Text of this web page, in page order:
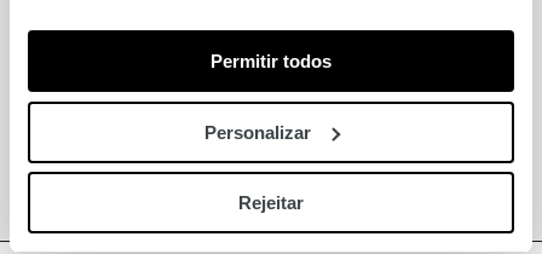
Permitir todos
Personalizar
Rejeitar
MARCAS
Cinemas NOS (Salas 1, 2 e 3)